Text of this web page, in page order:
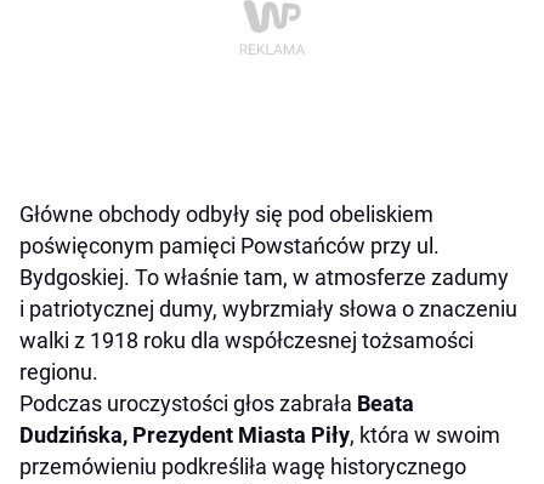
Główne obchody odbyły się pod obeliskiem
poświęconym pamięci Powstańców przy ul.
Bydgoskiej. To właśnie tam, w atmosferze zadumy
i patriotycznej dumy, wybrzmiały słowa o znaczeniu
walki z 1918 roku dla współczesnej tożsamości
regionu.
Podczas uroczystości głos zabrała Beata
Dudzińska, Prezydent Miasta Piły, która w swoim
przemówieniu podkreśliła wagę historycznego